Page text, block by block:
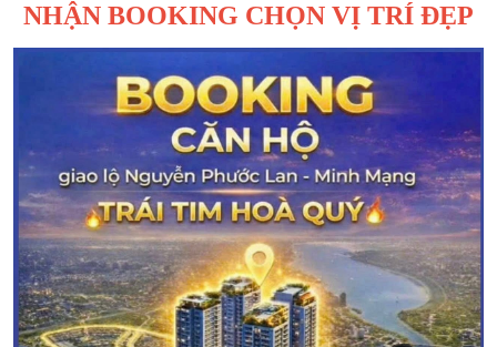
NHẬN BOOKING CHỌN VỊ TRÍ ĐẸP